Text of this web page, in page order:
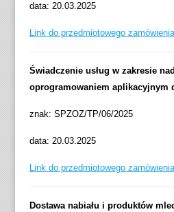
data: 20.03.2025
Link do przedmiotowego zamówienia
Świadczenie usług w zakresie
oprogramowaniem aplikacyjnym
znak: SPZOZ/TP/06/2025
data: 20.03.2025
Link do przedmiotowego zamówienia
Dostawa nabiału i produktów